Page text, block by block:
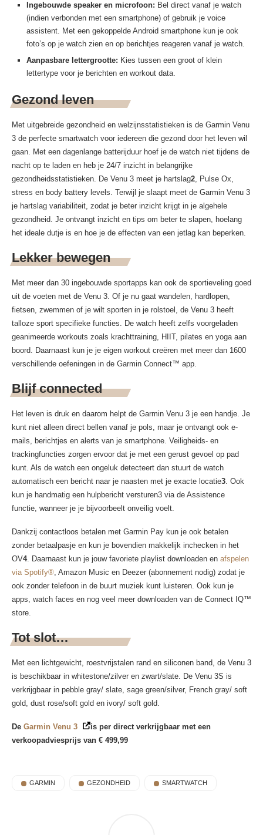
Ingebouwde speaker en microfoon: Bel direct vanaf je watch
(indien verbonden met een smartphone) of gebruik je voice
assistent. Met een gekoppelde Android smartphone kun je ook
foto’s op je watch zien en op berichtjes reageren vanaf je watch.
Aanpasbare lettergrootte: Kies tussen een groot of klein
lettertype voor je berichten en workout data.
Gezond leven
Met uitgebreide gezondheid en welzijnsstatistieken is de Garmin Venu
3 de perfecte smartwatch voor iedereen die gezond door het leven wil
gaan. Met een dagenlange batterijduur hoef je de watch niet tijdens de
nacht op te laden en heb je 24/7 inzicht in belangrijke
gezondheidsstatistieken. De Venu 3 meet je hartslag2, Pulse Ox,
stress en body battery levels. Terwijl je slaapt meet de Garmin Venu 3
je hartslag variabiliteit, zodat je beter inzicht krijgt in je algehele
gezondheid. Je ontvangt inzicht en tips om beter te slapen, hoelang
het ideale dutje is en hoe je de effecten van een jetlag kan beperken.
Lekker bewegen
Met meer dan 30 ingebouwde sportapps kan ook de sportieveling goed
uit de voeten met de Venu 3. Of je nu gaat wandelen, hardlopen,
fietsen, zwemmen of je wilt sporten in je rolstoel, de Venu 3 heeft
talloze sport specifieke functies. De watch heeft zelfs voorgeladen
geanimeerde workouts zoals krachttraining, HIIT, pilates en yoga aan
boord. Daarnaast kun je je eigen workout creëren met meer dan 1600
verschillende oefeningen in de Garmin Connect™ app.
Blijf connected
Het leven is druk en daarom helpt de Garmin Venu 3 je een handje. Je
kunt niet alleen direct bellen vanaf je pols, maar je ontvangt ook e-
mails, berichtjes en alerts van je smartphone. Veiligheids- en
trackingfuncties zorgen ervoor dat je met een gerust gevoel op pad
kunt. Als de watch een ongeluk detecteert dan stuurt de watch
automatisch een bericht naar je naasten met je exacte locatie3. Ook
kun je handmatig een hulpbericht versturen3 via de Assistence
functie, wanneer je je bijvoorbeelt onveilig voelt.
Dankzij contactloos betalen met Garmin Pay kun je ook betalen
zonder betaalpasje en kun je bovendien makkelijk inchecken in het
OV4. Daarnaast kun je jouw favoriete playlist downloaden en afspelen
via Spotify®, Amazon Music en Deezer (abonnement nodig) zodat je
ook zonder telefoon in de buurt muziek kunt luisteren. Ook kun je
apps, watch faces en nog veel meer downloaden van de Connect IQ™
store.
Tot slot…
Met een lichtgewicht, roestvrijstalen rand en siliconen band, de Venu 3
is beschikbaar in whitestone/zilver en zwart/slate. De Venu 3S is
verkrijgbaar in pebble gray/ slate, sage green/silver, French gray/ soft
gold, dust rose/soft gold en ivory/ soft gold.
De Garmin Venu 3
is per direct verkrijgbaar met een
verkoopadviesprijs van € 499,99
GARMIN GEZONDHEID SMARTWATCH